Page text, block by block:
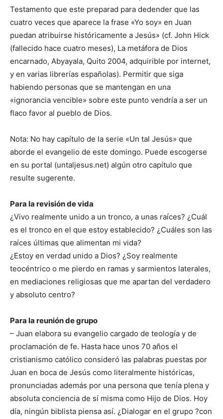
Testamento que este preparad para dedender que las
cuatro veces que aparece la frase «Yo soy» en Juan
puedan atribuirse históricamente a Jesús» (cf. John Hick
(fallecido hace cuatro meses), La metáfora de Dios
encarnado, Abyayala, Quito 2004, adquirible por internet,
y en varias librerías españolas). Permitir que siga
habiendo personas que se mantengan en una
«ignorancia vencible» sobre este punto vendría a ser un
flaco favor al pueblo de Dios.
Nota: No hay capítulo de la serie «Un tal Jesús» que
aborde el evangelio de este domingo. Puede escogerse
en su portal (untaljesus.net) algún otro capítulo que
resulte sugerente.
Para la revisión de vida
¿Vivo realmente unido a un tronco, a unas raíces? ¿Cuál
es el tronco en el que estoy establecido? ¿Cuáles son las
raíces últimas que alimentan mi vida?
¿Estoy en verdad unido a Dios? ¿Soy realmente
teocéntrico o me pierdo en ramas y sarmientos laterales,
en mediaciones religiosas que me apartan del verdadero
y absoluto centro?
Para la reunión de grupo
– Juan elabora su evangelio cargado de teología y de
proclamación de fe. Hasta hace unos 70 años el
cristianismo católico consideró las palabras puestas por
Juan en boca de Jesús como literalmente históricas,
pronunciadas además por una persona que tenía plena y
absoluta conciencia de sí misma como Hijo de Dios. Hoy
día, ningún biblista piensa así. ¿Dialogar en el grupo ?con